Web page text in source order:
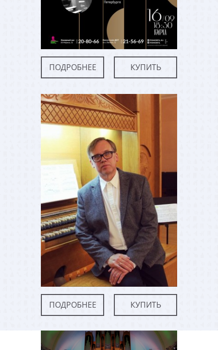
ПОДРОБНЕЕ КУПИТЬ
ПОДРОБНЕЕ КУПИТЬ